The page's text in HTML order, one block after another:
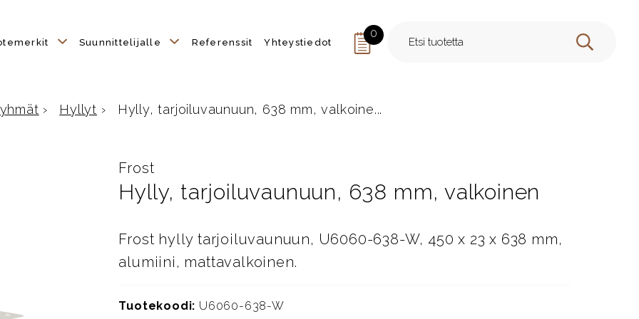
Suunnittelijalle Referenssit Yhteystiedot
0
HAE
› Hyllyt › Hylly, tarjoiluvaunuun, 638 mm, valkoine...
Frost
Hylly, tarjoiluvaunuun, 638 mm, valkoinen
Frost hylly tarjoiluvaunuun, U6060-638-W, 450 x 23 x 638 mm,
alumiini, mattavalkoinen.
Tuotekoodi: U6060-638-W